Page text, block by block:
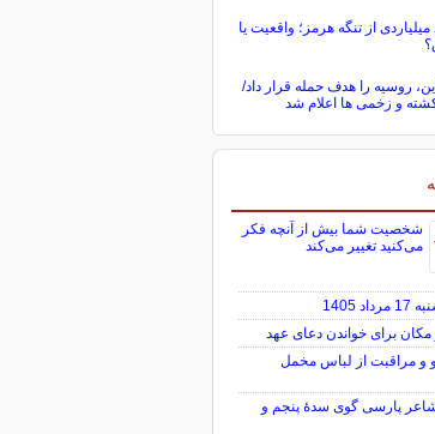
میلیاردی از تنگه هرمز؛ واقعیت یا
روسیه را هدف حمله قرار داد/
و زخمی ها اعلام شد
شخصیت شما بیش از آنچه فکر
می‌کنید تغییر می‌کند
1405
مکان برای خواندن دعای عهد
مراقبت از لباس مخمل
پارسی گوی سدهٔ پنجم و